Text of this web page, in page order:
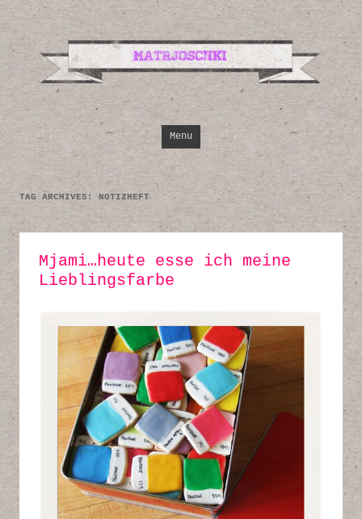
Design,
Menu Skip to content
TAG ARCHIVES:NOTIZHEFT
Mjami…heute esse ich meine
Lieblingsfarbe